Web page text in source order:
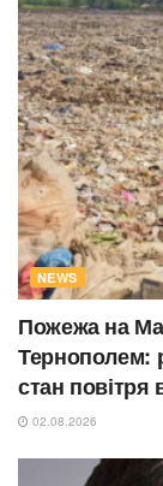
NEWS
Пожежа на
Тернополем:
стан повітря
02.08.2026